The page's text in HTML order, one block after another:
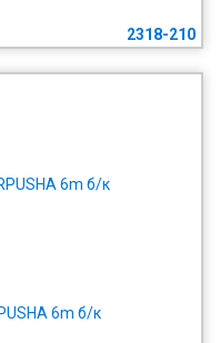
2318-210
6m б/к